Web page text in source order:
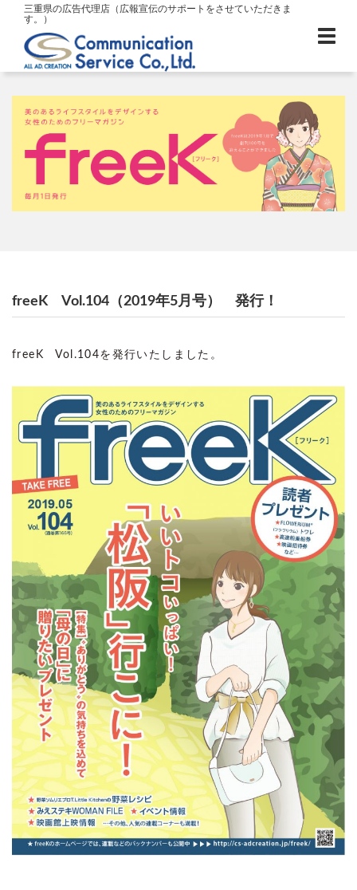
三重県の広告代理店（広報宣伝のサポートをさせていただきま
す。）
freeK Vol.104（2019年5月号） 発行！
freeK Vol.104を発行いたしました。